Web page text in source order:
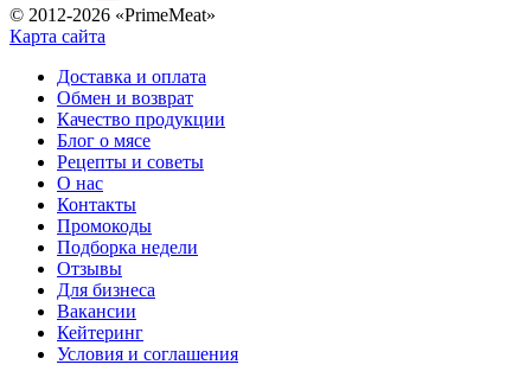
© 2012-2026 «PrimeMeat»
Карта сайта
Доставка и оплата
Обмен и возврат
Качество продукции
Блог о мясе
Рецепты и советы
О нас
Контакты
Промокоды
Подборка недели
Отзывы
Для бизнеса
Вакансии
Кейтеринг
Условия и соглашения